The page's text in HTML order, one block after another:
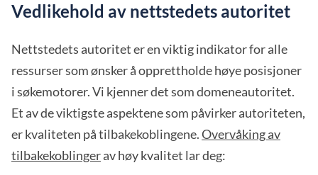
Vedlikehold av nettstedets autoritet
Nettstedets autoritet er en viktig indikator for alle
ressurser som ønsker å opprettholde høye posisjoner
i søkemotorer. Vi kjenner det som domeneautoritet.
Et av de viktigste aspektene som påvirker autoriteten,
er kvaliteten på tilbakekoblingene.Overvåking av
tilbakekoblingerav høy kvalitet lar deg: